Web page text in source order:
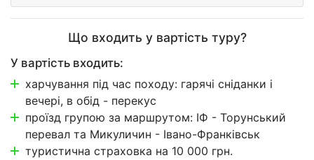
Що входить у вартість туру?
У вартість входить:
харчування під час походу: гарячі сніданки і
вечері, в обід - перекус
проїзд групою за маршрутом: ІФ - Торунський
перевал та Микуличин - Івано-Франківськ
туристична страховка на 10 000 грн.